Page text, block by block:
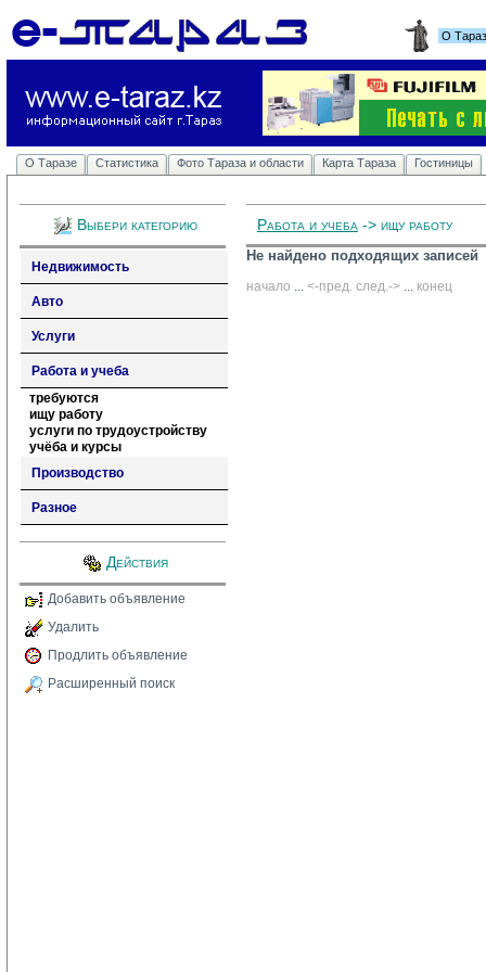
О
О Таразе Статистика Фото Тараза и области Карта Тараза Гостиницы
Выбери категорию
Недвижимость
Авто
Услуги
Работа и учеба
требуются
ищу работу
услуги по трудоустройству
учёба и курсы
Производство
Разное
Действия
Добавить объявление
Удалить
Продлить объявление
Расширенный поиск
Работа и учеба -> ищу работу
Не найдено подходящих записей
начало ... <-пред. след.-> ... конец